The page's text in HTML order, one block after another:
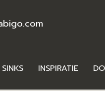
SINKS INSPIRATIE